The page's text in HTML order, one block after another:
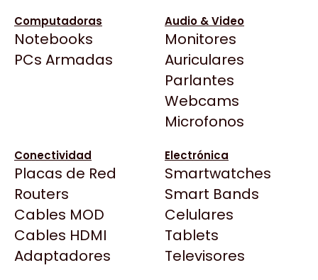
Computadoras
Notebooks
PCs Armadas
Audio & Video
Monitores
Auriculares
Parlantes
Webcams
Microfonos
Conectividad
Placas de Red
Routers
Cables MOD
Cables HDMI
Adaptadores
Electrónica
Smartwatches
Smart Bands
Celulares
Tablets
Televisores
BenQ
CX
Cooler Master
Deepcool
Dell
EVGA
Gamemax
Genesis
Genius
Todas las Tiendas
Click Gaming
Compufan Store
Dinobyte
Full H4rd
Gaming City
Gezatek
$9.921
Ver producto en la página de Max Tecno